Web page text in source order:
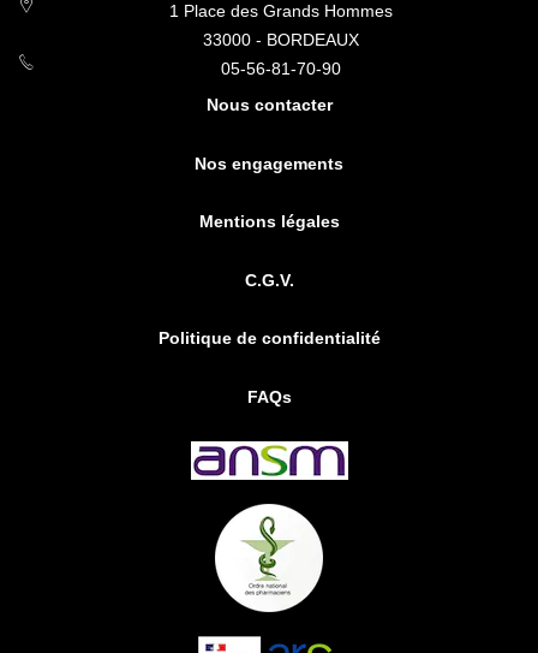
1 Place des Grands Hommes
33000 - BORDEAUX
05-56-81-70-90
Nous contacter
Nos engagements
Mentions légales
C.G.V.
Politique de confidentialité
FAQs